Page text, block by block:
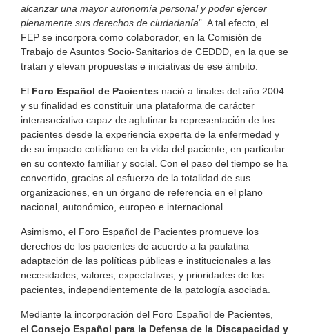
alcanzar una mayor autonomía personal y poder ejercer
plenamente sus derechos de ciudadanía”. A tal efecto, el
FEP se incorpora como colaborador, en la Comisión de
Trabajo de Asuntos Socio-Sanitarios de CEDDD, en la que se
tratan y elevan propuestas e iniciativas de ese ámbito.
El Foro Español de Pacientes nació a finales del año 2004
y su finalidad es constituir una plataforma de carácter
interasociativo capaz de aglutinar la representación de los
pacientes desde la experiencia experta de la enfermedad y
de su impacto cotidiano en la vida del paciente, en particular
en su contexto familiar y social. Con el paso del tiempo se ha
convertido, gracias al esfuerzo de la totalidad de sus
organizaciones, en un órgano de referencia en el plano
nacional, autonómico, europeo e internacional.
Asimismo, el Foro Español de Pacientes promueve los
derechos de los pacientes de acuerdo a la paulatina
adaptación de las políticas públicas e institucionales a las
necesidades, valores, expectativas, y prioridades de los
pacientes, independientemente de la patología asociada.
Mediante la incorporación del Foro Español de Pacientes,
el Consejo Español para la Defensa de la Discapacidad y